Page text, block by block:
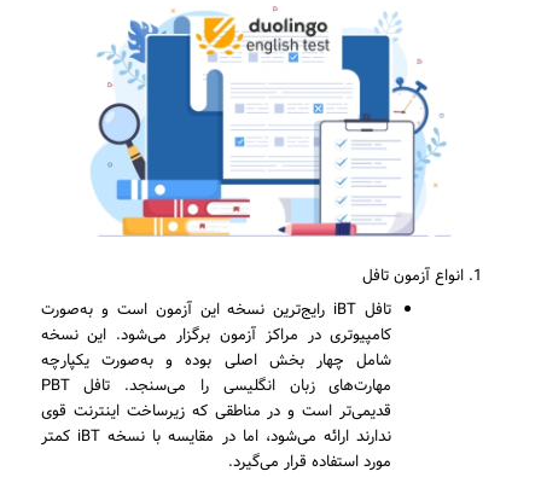
انواع آزمون تافل
تافل iBT رایج‌ترین نسخه این آزمون است و به‌صورت
کامپیوتری در مراکز آزمون برگزار می‌شود. این نسخه
شامل چهار بخش اصلی بوده و به‌صورت یکپارچه
مهارت‌های زبان انگلیسی را می‌سنجد. تافل PBT
قدیمی‌تر است و در مناطقی که زیرساخت اینترنت قوی
ندارند ارائه می‌شود، اما در مقایسه با نسخه iBT کمتر
مورد استفاده قرار می‌گیرد.